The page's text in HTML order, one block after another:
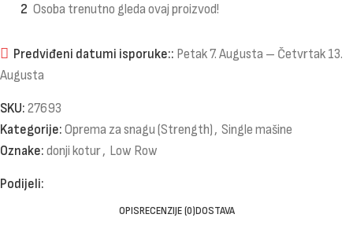
2 Osoba trenutno gleda ovaj proizvod!
Predviđeni datumi isporuke:: Petak 7. Augusta – Četvrtak 13.
Augusta
SKU: 27693
Kategorije: Oprema za snagu (Strength) , Single mašine
Oznake: donji kotur, Low Row
Podijeli:
OPISRECENZIJE (0)DOSTAVA